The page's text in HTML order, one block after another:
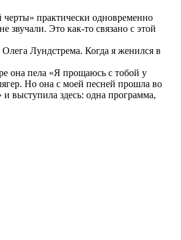
практически одновременно
Это как-то связано с этой
Лундстрема. Когда я женился в
она пела «Я прощаюсь с тобой у
Но она с моей песней прошла во
выступила здесь: одна программа,